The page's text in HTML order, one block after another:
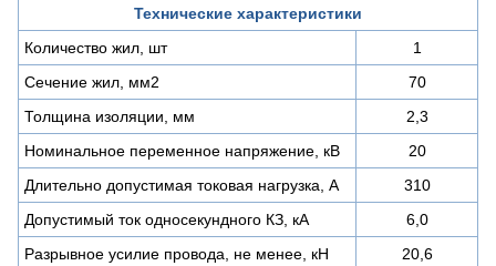
Технические характеристики
Количество жил, шт
1
Сечение жил, мм2
70
Толщина изоляции, мм
2,3
Номинальное переменное напряжение, кВ
20
Длительно допустимая токовая нагрузка, А
310
Допустимый ток односекундного КЗ, кА
6,0
Разрывное усилие провода, не менее, кН
20,6